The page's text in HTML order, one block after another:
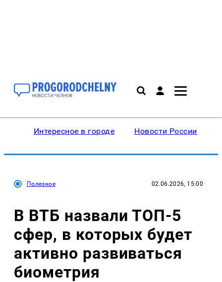
Интересное в городе Новости России
Полезное 02.06.2026, 15:00
В ВТБ назвали ТОП-5
сфер, в которых будет
активно развиваться
биометрия